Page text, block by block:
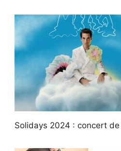
Solidays 2024 : concert de